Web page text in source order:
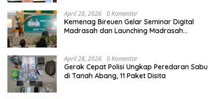
April 28, 2026 0 Komentar
Kemenag Bireuen Gelar Seminar Digital
Madrasah dan Launching Madrasah
April 28, 2026 0 Komentar
Gerak Cepat Polisi Ungkap Peredaran Sabu
di Tanah Abang, 11 Paket Disita